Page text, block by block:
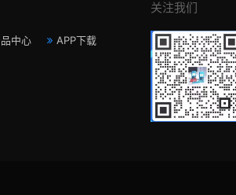
中心 APP下载
关注我们